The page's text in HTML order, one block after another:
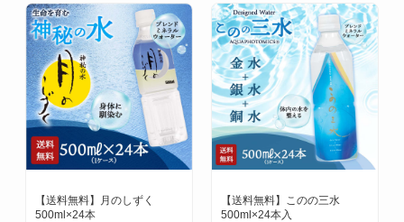
【送料無料】このの三水
500ml×24本入
神秘の水 夢 ゆの里温泉水
（大）280ml